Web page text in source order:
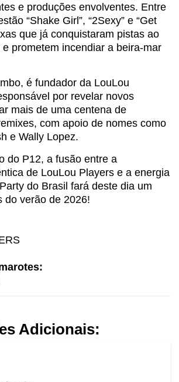
e produções envolventes. Entre
“Shake Girl”, “2Sexy” e “Get
que já conquistaram pistas ao
prometem incendiar a beira-mar
é fundador da LouLou
por revelar novos
mais de uma centena de
com apoio de nomes como
e Wally Lopez.
do P12, a fusão entre a
de LouLou Players e a energia
do Brasil fará deste dia um
do verão de 2026!
Adicionais: